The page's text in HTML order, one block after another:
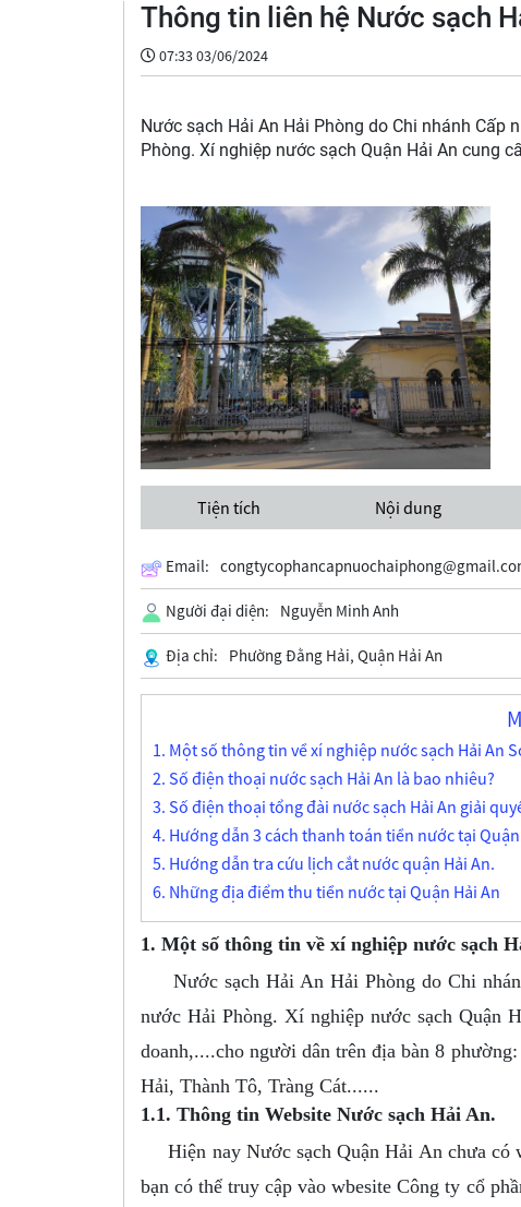
Thông tin liên hệ Nước sạch
07:33 03/06/2024
Nước sạch Hải An Hải Phòng do Chi nhánh Cấp
Phòng. Xí nghiệp nước sạch Quận Hải An cung
Tiện tích Nội dung
Email:
Người đại diện: Nguyễn Minh Anh
Địa chỉ: Phường Đằng Hải, Quận Hải An
1. Một số thông tin về xí nghiệp nước sạch Hải An
2. Số điện thoại nước sạch Hải An là bao nhiêu?
3. Số điện thoại tổng đài nước sạch Hải An giải
4. Hướng dẫn 3 cách thanh toán tiền nước tại
5. Hướng dẫn tra cứu lịch cắt nước quận Hải An.
6. Những địa điểm thu tiền nước tại Quận Hải An
1. Một số thông tin về xí nghiệp nước sạch
Nước sạch Hải An Hải Phòng do Chi
nước Hải Phòng. Xí nghiệp nước sạch Quận
doanh,....cho người dân trên địa bàn 8
Hải, Thành Tô, Tràng Cát......
1.1. Thông tin Website Nước sạch Hải An.
Hiện nay Nước sạch Quận Hải An chưa có
bạn có thể truy cập vào wbesite Công ty cổ